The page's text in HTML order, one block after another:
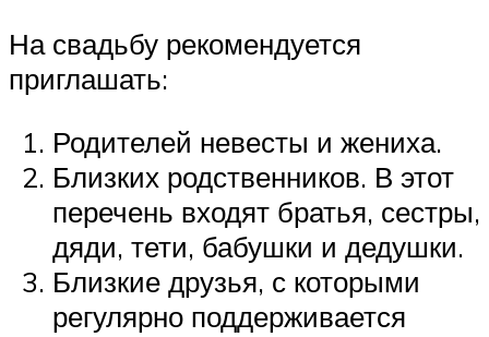
На свадьбу рекомендуется
приглашать:
Родителей невесты и жениха.
Близких родственников. В этот
перечень входят братья, сестры,
дяди, тети, бабушки и дедушки.
Близкие друзья, с которыми
регулярно поддерживается